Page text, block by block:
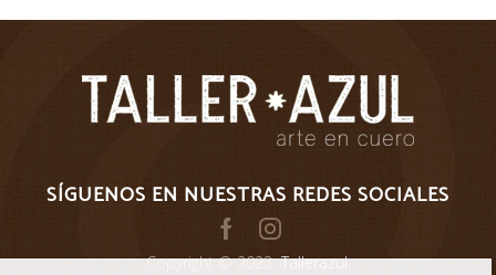
SÍGUENOS EN NUESTRAS REDES SOCIALES
FacebookInstagram
Copyright © 2023Tallerazul.